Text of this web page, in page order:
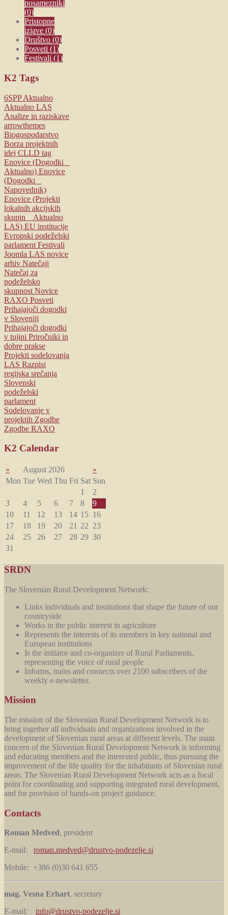
posamezniki
(0)
Pristopne
izjave (0)
Društvo (0)
Posveti (1)
Festivali (1)
K2 Tags
6SPPAktualno
Aktualno LAS
Analize in raziskave
arrowthemes
Biogospodarstvo
Borza projektnih
idej CLLD tag
Enovice (Dogodki _
Aktualno) Enovice
(Dogodki _
Napovednik)
Enovice (Projekti
lokalnih akcijskih
skupin _ Aktualno
LAS) EU institucije
Evropski podeželski
parlament Festivali
Joomla LAS novice
arhiv Natečaji
Natečaj za
podeželsko
skupnost Novice
RAXO Posveti
Prihajajoči dogodki
v Sloveniji
Prihajajoči dogodki
v tujini Priročniki in
dobre prakse
Projekti sodelovanja
LAS Razpisi
regijska srečanja
Slovenski
podeželski
parlament
Sodelovanje v
projektih Zgodbe
Zgodbe RAXO
K2 Calendar
« August 2026
»
Mon Tue Wed Thu Fri Sat Sun
1
2
3
4 5 6 7 8
9
10
11 12 13 14 15 16
17
18 19 20 21 22 23
24
25 26 27 28 29 30
31
SRDN
The Slovenian Rural Development Network:
Links individuals and institutions that shape the future of our
countryside
Works in the public interest in agriculture
Represents the interests of its members in key national and
European institutions
Is the initiator and co-organizer of Rural Parliaments,
representing the voice of rural people
Informs, trains and connects over 2100 subscribers of the
weekly e-newsletter.
Mission
The mission of the Slovenian Rural Development Network is to
bring together all individuals and organizations involved in the
development of Slovenian rural areas at different levels. The main
concern of the Slovenian Rural Development Network is informing
and educating members and the interested public, thus pursuing the
improvement of the life quality for the inhabitants of Slovenian rural
areas. The Slovenian Rural Development Network acts as a focal
point for coordinating and supporting integrated rural development,
and for provision of hands-on project guidance.
Contacts
Roman Medved, president
E-mail: roman.medved@drustvo-podezelje.si
Mobile: +386 (0)30 641 655
mag. Vesna Erhart, secretary
E-mail: info@drustvo-podezelje.si